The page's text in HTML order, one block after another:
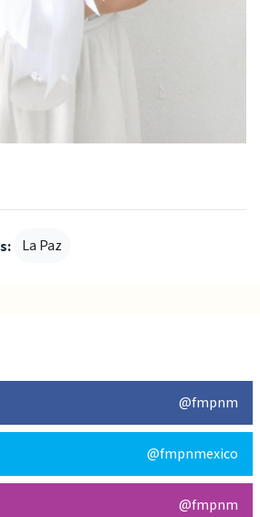
La Paz
@fmpnm
@fmpnmexico
@fmpnm